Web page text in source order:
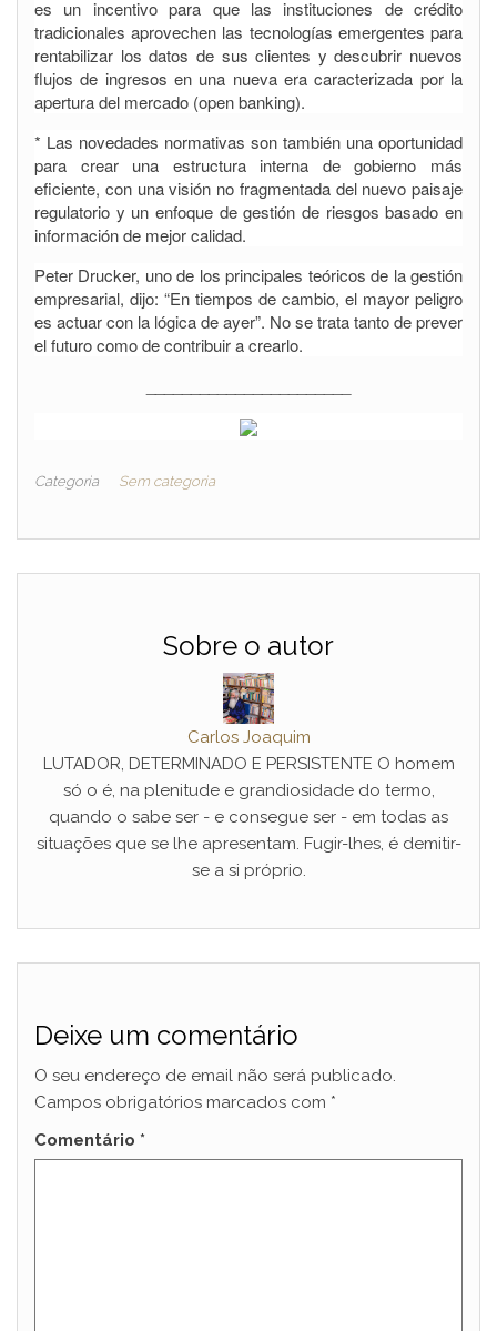
es un incentivo para que las instituciones de crédito
tradicionales aprovechen las tecnologías emergentes para
rentabilizar los datos de sus clientes y descubrir nuevos
flujos de ingresos en una nueva era caracterizada por la
apertura del mercado (open banking).
* Las novedades normativas son también una oportunidad
para crear una estructura interna de gobierno más
eficiente, con una visión no fragmentada del nuevo paisaje
regulatorio y un enfoque de gestión de riesgos basado en
información de mejor calidad.
Peter Drucker, uno de los principales teóricos de la gestión
empresarial, dijo: “En tiempos de cambio, el mayor peligro
es actuar con la lógica de ayer”. No se trata tanto de prever
el futuro como de contribuir a crearlo.
Categoria Sem categoria
Sobre o autor
Carlos Joaquim
LUTADOR, DETERMINADO E PERSISTENTE O homem
só o é, na plenitude e grandiosidade do termo,
quando o sabe ser - e consegue ser - em todas as
situações que se lhe apresentam. Fugir-lhes, é demitir-
se a si próprio.
Deixe um comentário
O seu endereço de email não será publicado.
Campos obrigatórios marcados com *
Comentário *